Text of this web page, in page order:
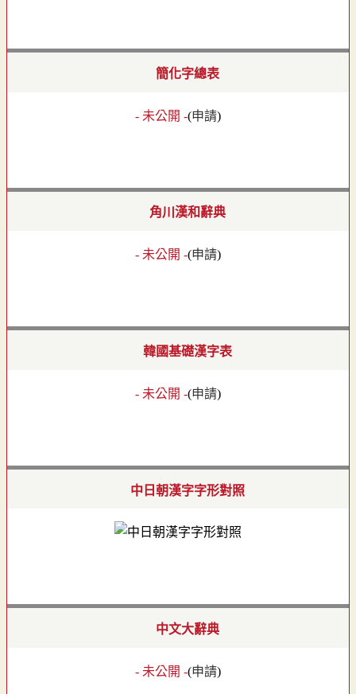
簡化字總表
- 未公開 -(申請)
角川漢和辭典
- 未公開 -(申請)
韓國基礎漢字表
- 未公開 -(申請)
中日朝漢字字形對照
中文大辭典
- 未公開 -(申請)